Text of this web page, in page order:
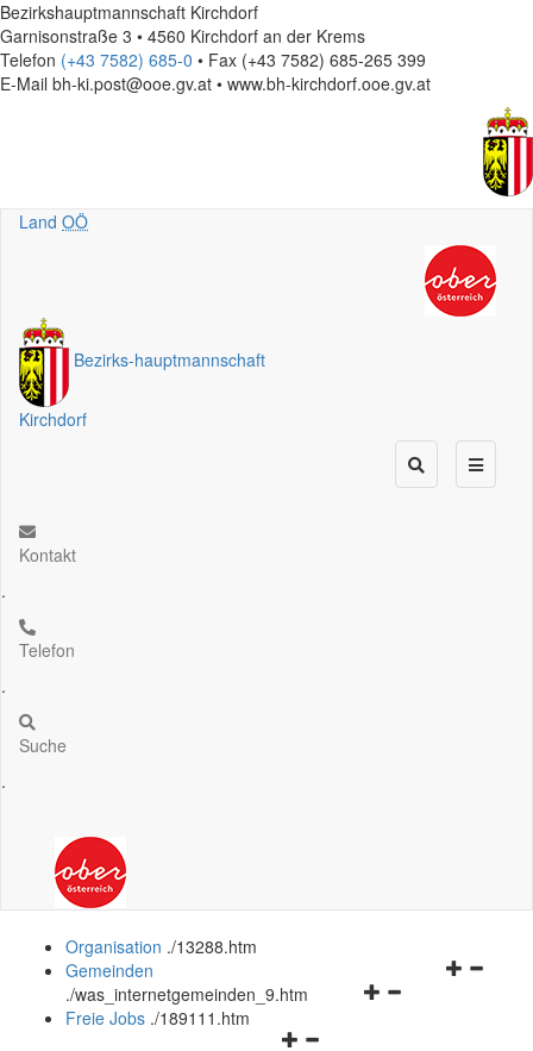
Bezirkshauptmannschaft Kirchdorf
Garnisonstraße 3 • 4560 Kirchdorf an der Krems
Telefon (+43 7582) 685-0 • Fax (+43 7582) 685-265 399
E-Mail bh-ki.post@ooe.gv.at • www.bh-kirchdorf.ooe.gv.at
Land OÖ
Bezirks-hauptmannschaft
Kirchdorf
Kontakt
.
Telefon
.
Suche
.
Organisation ./13288.htm
Navigationsmenü
Gemeinden
./was_internetgemeinden_9.htm
Navigationsmenü
Freie Jobs ./189111.htm